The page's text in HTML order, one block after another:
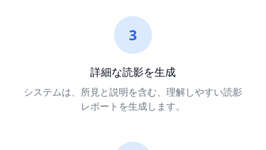
3
詳細な読影を生成
システムは、所見と説明を含む、理解しやすい読影
レポートを生成します。